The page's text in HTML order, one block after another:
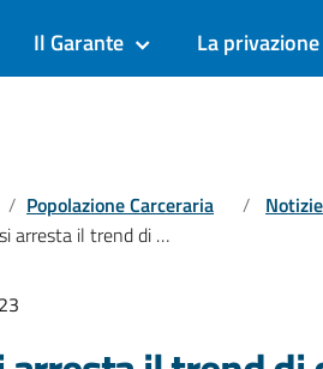
Il Garante La
Popolazione Carceraria
di crescita delle presenze negli istituti penitenziari italiani